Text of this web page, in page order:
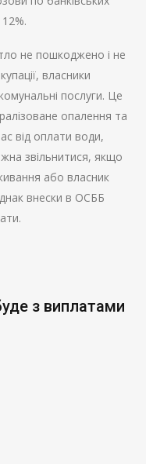
не пошкоджено і не
власники
послуги. Це
опалення та
від оплати води,
звільнитися, якщо
або власник
внески в ОСББ
з виплатами